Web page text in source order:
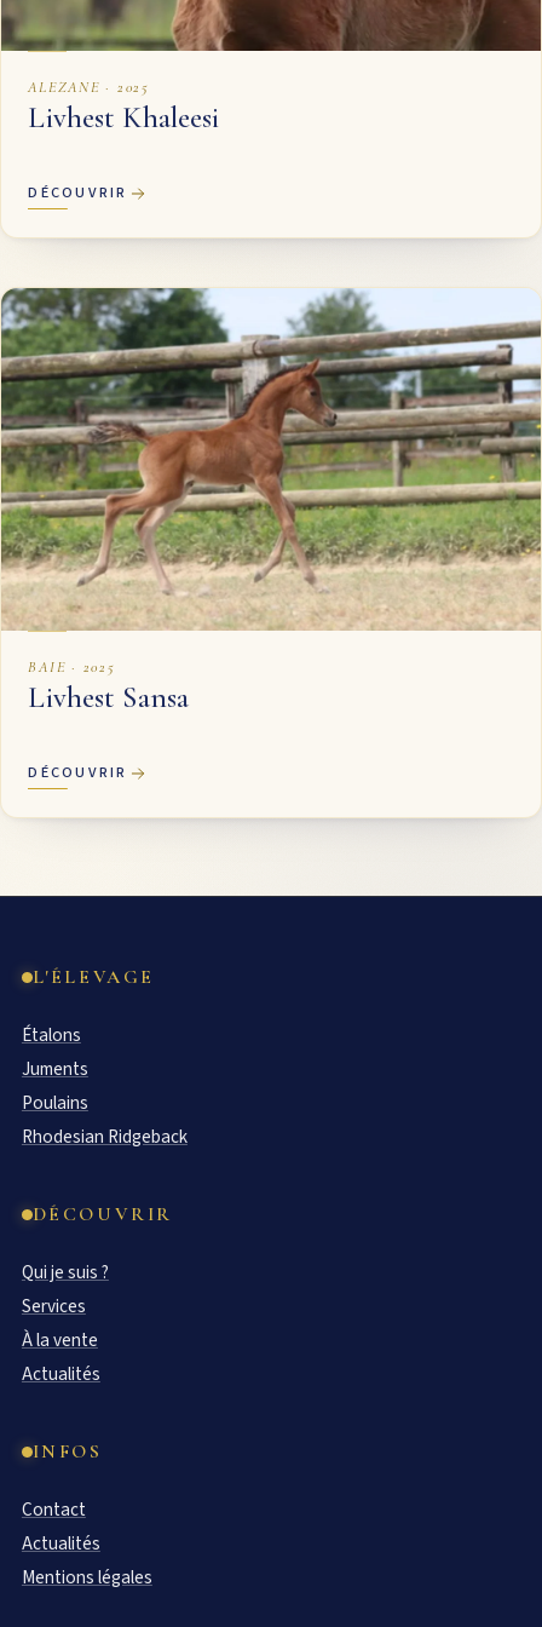
ALEZANE · 2025
Livhest Khaleesi
DÉCOUVRIR
BAIE · 2025
Livhest Sansa
DÉCOUVRIR
L'ÉLEVAGE
Étalons
Juments
Poulains
Rhodesian Ridgeback
DÉCOUVRIR
Qui je suis ?
Services
À la vente
Actualités
INFOS
Contact
Actualités
Mentions légales